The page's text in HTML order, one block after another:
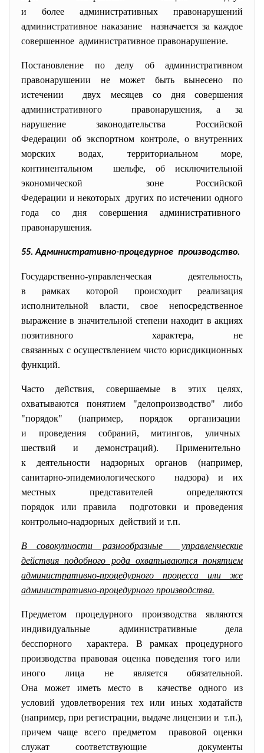
и более административных правонарушений
административное наказание назначается за каждое
совершенное административное правонарушение.
Постановление по делу об административном
правонарушении не может быть вынесено по
истечении двух месяцев со дня совершения
административного правонарушения, а за
нарушение законодательства Российской
Федерации об экспортном контроле, о внутренних
морских водах, территориальном море,
континентальном шельфе, об исключительной
экономической зоне Российской
Федерации и некоторых других по истечении одного
года со дня совершения административного
правонарушения.
55. Административно-процедурное производство.
Государственно-управленческая деятельность,
в рамках которой происходит реализация
исполнительной власти, свое непосредственное
выражение в значительной степени находит в акциях
позитивного характера, не
связанных с осуществлением чисто юрисдикционных
функций.
Часто действия, совершаемые в этих целях,
охватываются понятием "делопроизводство" либо
"порядок" (например, порядок организации
и проведения собраний, митингов, уличных
шествий и демонстраций). Применительно
к деятельности надзорных органов (например,
санитарно-эпидемиологического надзора) и их
местных представителей определяются
порядок или правила подготовки и проведения
контрольно-надзорных действий и т.п.
В совокупности разнообразные управленческие
действия подобного рода охватываются понятием
административно-процедурного процесса или же
административно-процедурного производства.
Предметом процедурного производства являются
индивидуальные административные дела
бесспорного характера. В рамках процедурного
производства правовая оценка поведения того или
иного лица не является обязательной.
Она может иметь место в качестве одного из
условий удовлетворения тех или иных ходатайств
(например, при регистрации, выдаче лицензии и т.п.),
причем чаще всего предметом правовой оценки
служат соответствующие документы